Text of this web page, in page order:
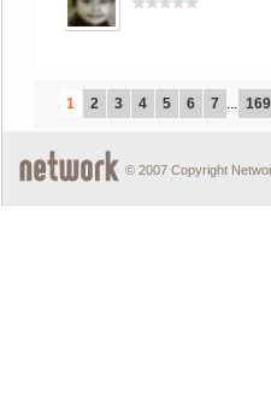
1 2 3 4 5 6 7 ... 169
© 2007 Copyright